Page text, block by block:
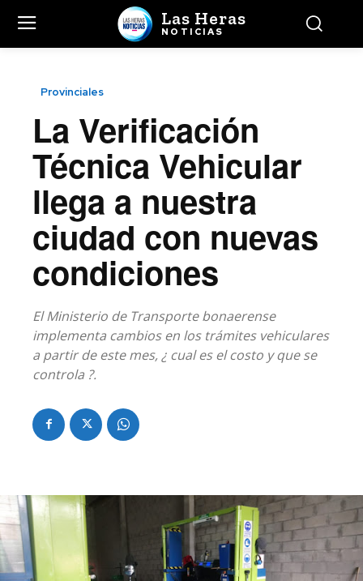
Las Heras
NOTICIAS
Provinciales
La Verificación
Técnica Vehicular
llega a nuestra
ciudad con nuevas
condiciones
El Ministerio de Transporte bonaerense
implementa cambios en los trámites vehiculares
a partir de este mes, ¿ cual es el costo y que se
controla ?.